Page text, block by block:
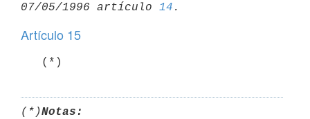
07/05/1996 artículo 14
Artículo 15
   (*)
(*)Notas: